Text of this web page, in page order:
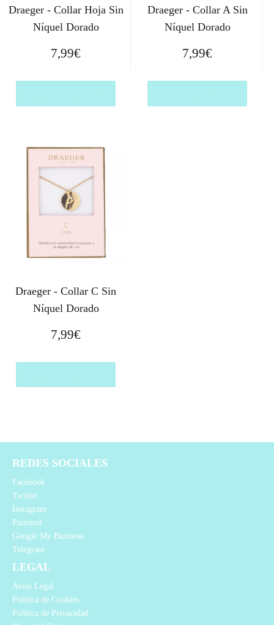
Draeger - Collar Hoja Sin
Níquel Dorado
7,99€
Draeger - Collar A Sin
Níquel Dorado
7,99€
Draeger - Collar C Sin
Níquel Dorado
7,99€
REDES SOCIALES
Facebook
Twitter
Instagram
Pinterest
Google My Business
Telegram
LEGAL
Aviso Legal
Política de Cookies
Política de Privacidad